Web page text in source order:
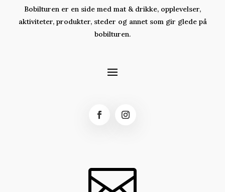
Bobilturen er en side med mat & drikke, opplevelser,
aktiviteter, produkter, steder og annet som gir glede på
bobilturen.